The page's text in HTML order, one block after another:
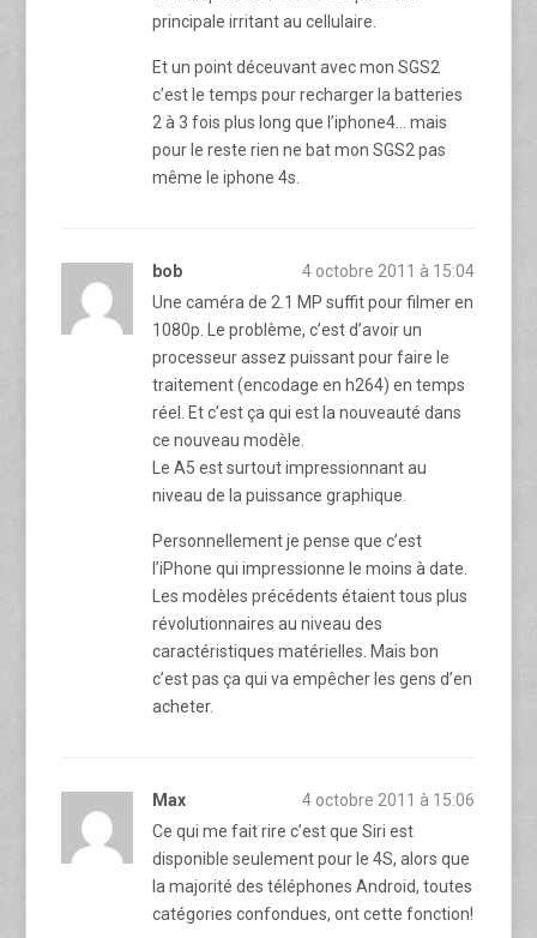
principale irritant au cellulaire.
Et un point déceuvant avec mon SGS2
c’est le temps pour recharger la batteries
2 à 3 fois plus long que l’iphone4… mais
pour le reste rien ne bat mon SGS2 pas
même le iphone 4s.
bob
4 octobre 2011 à 15:04
Une caméra de 2.1 MP suffit pour filmer en
1080p. Le problème, c’est d’avoir un
processeur assez puissant pour faire le
traitement (encodage en h264) en temps
réel. Et c’est ça qui est la nouveauté dans
ce nouveau modèle.
Le A5 est surtout impressionnant au
niveau de la puissance graphique.
Personnellement je pense que c’est
l’iPhone qui impressionne le moins à date.
Les modèles précédents étaient tous plus
révolutionnaires au niveau des
caractéristiques matérielles. Mais bon
c’est pas ça qui va empêcher les gens d’en
acheter.
Max
4 octobre 2011 à 15:06
Ce qui me fait rire c’est que Siri est
disponible seulement pour le 4S, alors que
la majorité des téléphones Android, toutes
catégories confondues, ont cette fonction!